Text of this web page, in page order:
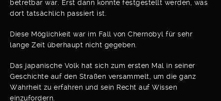
betretbar war. Erst dann konnte festgestellt werden, was
dort tatsächlich passiert ist.
Diese Möglichkeit war im Fall von Chernobyl für sehr
lange Zeit überhaupt nicht gegeben.
Das japanische Volk hat sich zum ersten Mal in seiner
Geschichte auf den Straßen versammelt, um die ganz
Wahrheit zu erfahren und sein Recht auf Wissen
einzufordern.